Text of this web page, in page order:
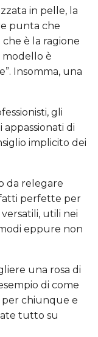
in pelle, la
punta che
è la ragione
modello è
Insomma, una
gli
di
implicito dei
da relegare
perfette per
utili nei
eppure non
una rosa di
di come
per chiunque e
tutto su